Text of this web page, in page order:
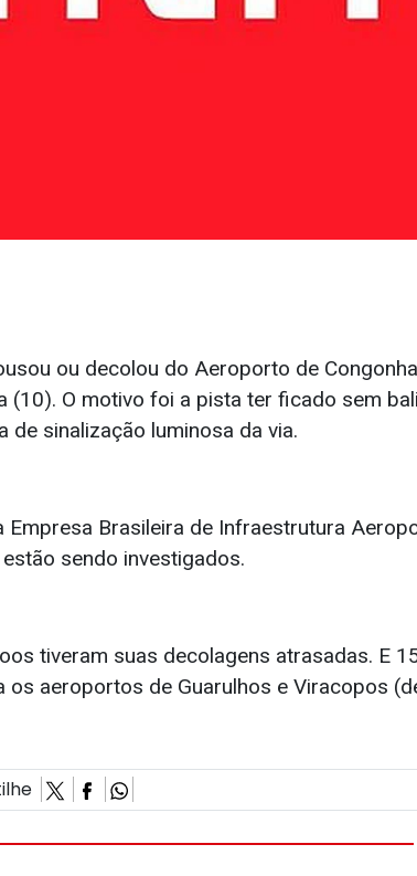
ou decolou do Aeroporto de
(10). O motivo foi a pista ter ficado sem
de sinalização luminosa da via.
Empresa Brasileira de Infraestrutura
sendo investigados.
tiveram suas decolagens atrasadas. E
aeroportos de Guarulhos e Viracopos